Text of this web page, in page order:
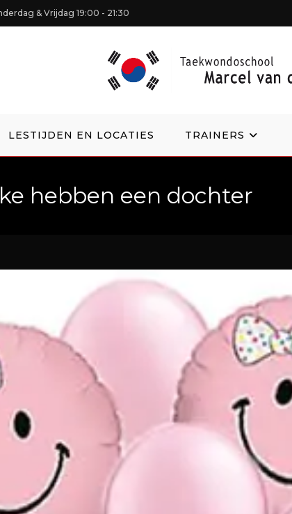
& Vrijdag 19:00 - 21:30
LESTIJDEN EN LOCATIES TRAINERS
hebben een dochter